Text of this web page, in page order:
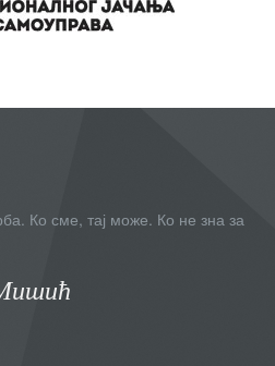
Ко сме, тај може. Ко не зна за